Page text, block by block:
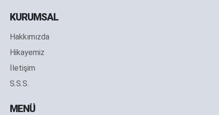
KURUMSAL
Hakkımızda
Hikayemiz
İletişim
S.S.S.
MENÜ